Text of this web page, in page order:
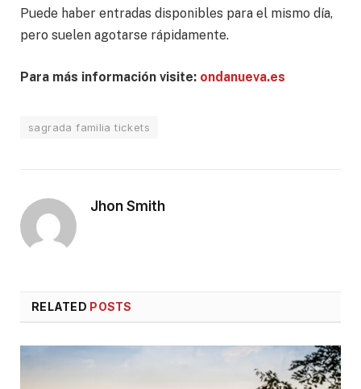
Puede haber entradas disponibles para el mismo día,
pero suelen agotarse rápidamente.
Para más información visite: ondanueva.es
sagrada familia tickets
Jhon Smith
RELATED POSTS